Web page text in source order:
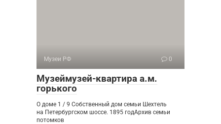
Музеи РФ 0
Музеймузей-квартира а.м.
горького
О доме 1 / 9 Собственный дом семьи Шехтель
на Петербургском шоссе. 1895 годАрхив семьи
потомков